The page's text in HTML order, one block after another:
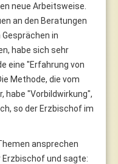
neue Arbeitsweise.
an den Beratungen
in
habe sich sehr
eine "Erfahrung von
Methode, die vom
habe "Vorbildwirkung",
so der Erzbischof im
ansprechen
und sagte: